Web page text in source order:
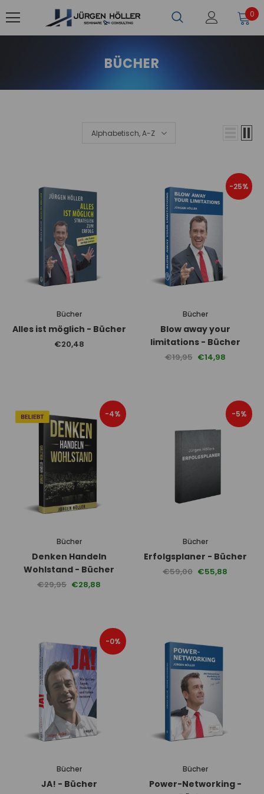
0
BÜCHER
Alphabetisch, A-Z
Bücher
Alles ist möglich - Bücher
€20,48
-25%
Bücher
Blow away your
limitations - Bücher
€19,95 €14,98
-4%
Bücher
Denken Handeln
Wohlstand - Bücher
€29,95 €28,88
-5%
Bücher
Erfolgsplaner - Bücher
€59,00 €55,88
-0%
Bücher
JA! - Bücher
Bücher
Power-Networking -